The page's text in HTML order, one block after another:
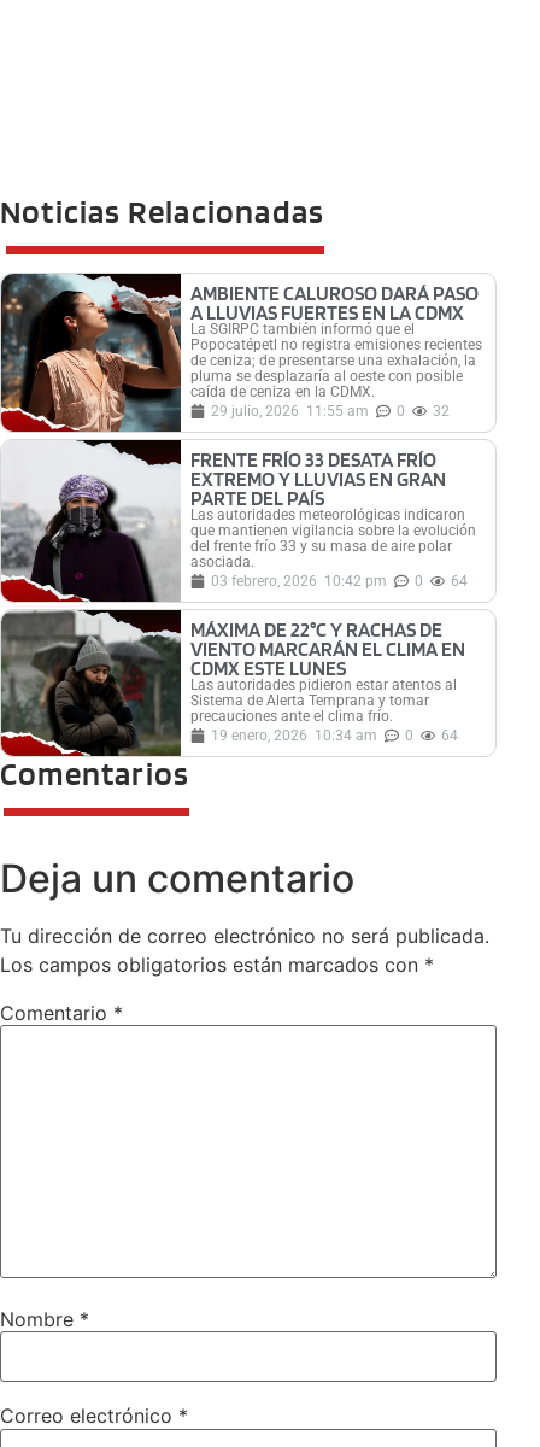
Noticias Relacionadas
AMBIENTE CALUROSO DARÁ PASO
A LLUVIAS FUERTES EN LA CDMX
La SGIRPC también informó que el
Popocatépetl no registra emisiones recientes
de ceniza; de presentarse una exhalación, la
pluma se desplazaría al oeste con posible
caída de ceniza en la CDMX.
29 julio, 2026 11:55 am 0 32
FRENTE FRÍO 33 DESATA FRÍO
EXTREMO Y LLUVIAS EN GRAN
PARTE DEL PAÍS
Las autoridades meteorológicas indicaron
que mantienen vigilancia sobre la evolución
del frente frío 33 y su masa de aire polar
asociada.
03 febrero, 2026 10:42 pm 0 64
MÁXIMA DE 22°C Y RACHAS DE
VIENTO MARCARÁN EL CLIMA EN
CDMX ESTE LUNES
Las autoridades pidieron estar atentos al
Sistema de Alerta Temprana y tomar
precauciones ante el clima frío.
19 enero, 2026 10:34 am 0 64
Comentarios
Deja un comentario
Tu dirección de correo electrónico no será publicada.
Los campos obligatorios están marcados con *
Comentario *
Nombre *
Correo electrónico *